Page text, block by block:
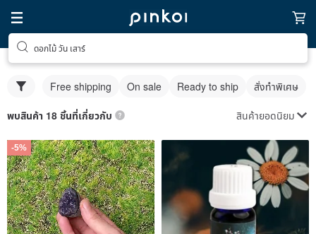
ดอกไม้ วัน เสาร์
Free shipping On sale Ready to ship สั่งทำพิเศษ
พบสินค้า 18 ชิ้นที่เกี่ยวกับ สินค้ายอดนิยม
-5%